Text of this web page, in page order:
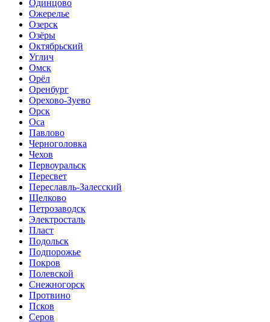
Одинцово
Ожерелье
Озерск
Озёры
Октябрьский
Углич
Омск
Орёл
Оренбург
Орехово-Зуево
Орск
Оса
Павлово
Черноголовка
Чехов
Первоуральск
Пересвет
Переславль-Залесский
Щелково
Петрозаводск
Электросталь
Пласт
Подольск
Подпорожье
Покров
Полевской
Снежногорск
Протвино
Псков
Серов